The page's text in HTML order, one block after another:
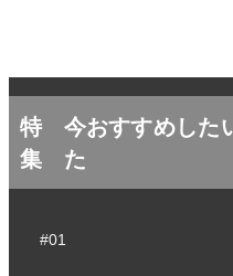
特
集
今おすすめした
た
#01